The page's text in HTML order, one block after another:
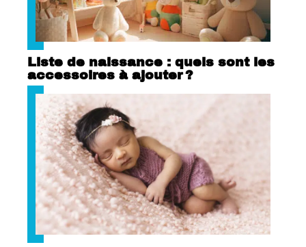
Liste de naissance : quels sont les
accessoires à ajouter ?